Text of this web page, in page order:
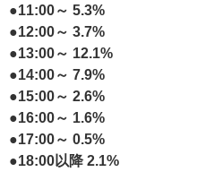
●11:00～ 5.3%
●12:00～ 3.7%
●13:00～ 12.1%
●14:00～ 7.9%
●15:00～ 2.6%
●16:00～ 1.6%
●17:00～ 0.5%
●18:00以降 2.1%